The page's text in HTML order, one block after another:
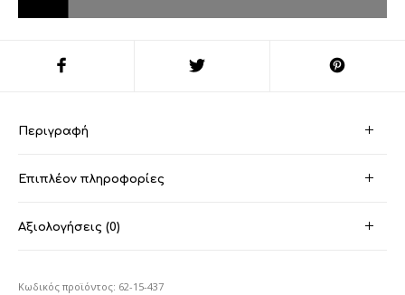
Περιγραφή
Επιπλέον πληροφορίες
Αξιολογήσεις (0)
Κωδικός προϊόντος: 62-15-437